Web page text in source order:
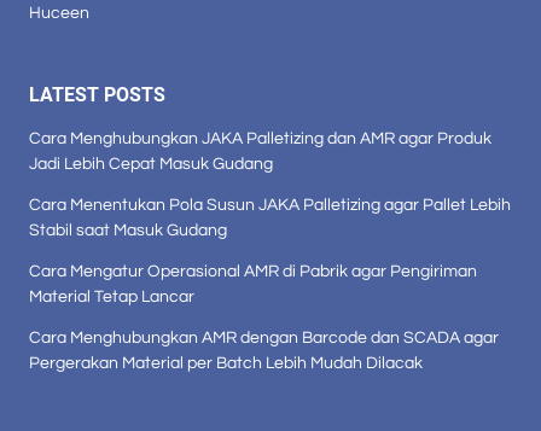
Huceen
LATEST POSTS
Cara Menghubungkan JAKA Palletizing dan AMR agar Produk
Jadi Lebih Cepat Masuk Gudang
Cara Menentukan Pola Susun JAKA Palletizing agar Pallet Lebih
Stabil saat Masuk Gudang
Cara Mengatur Operasional AMR di Pabrik agar Pengiriman
Material Tetap Lancar
Cara Menghubungkan AMR dengan Barcode dan SCADA agar
Pergerakan Material per Batch Lebih Mudah Dilacak